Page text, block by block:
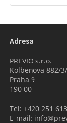
Adresa
PREVIO s.r.o.
Kolbenova 882/
Praha 9
190 00
Tel: +420 251
E-mail: